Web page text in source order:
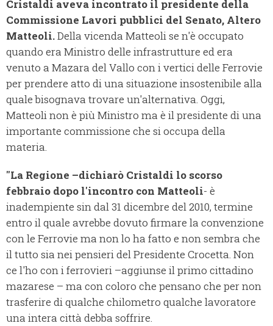
Cristaldi aveva incontrato il presidente della
Commissione Lavori pubblici del Senato, Altero
Matteoli.Della vicenda Matteoli se n'è occupato
quando era Ministro delle infrastrutture ed era
venuto a Mazara del Vallo con i vertici delle Ferrovie
per prendere atto di una situazione insostenibile alla
quale bisognava trovare un'alternativa. Oggi,
Matteoli non è più Ministro ma è il presidente di una
importante commissione che si occupa della
materia.
"La Regione –dichiarò Cristaldi lo scorso
febbraio dopo l'incontro con Matteoli- è
inadempiente sin dal 31 dicembre del 2010, termine
entro il quale avrebbe dovuto firmare la convenzione
con le Ferrovie ma non lo ha fatto e non sembra che
il tutto sia nei pensieri del Presidente Crocetta. Non
ce l'ho con i ferrovieri –aggiunse il primo cittadino
mazarese – ma con coloro che pensano che per non
trasferire di qualche chilometro qualche lavoratore
una intera città debba soffrire.